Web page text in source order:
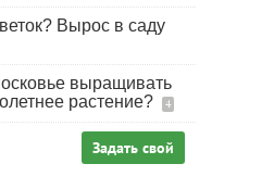
Вырос в саду
выращивать
растение?
4
Задать свой